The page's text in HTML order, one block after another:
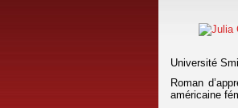
Université
Roman
américaine